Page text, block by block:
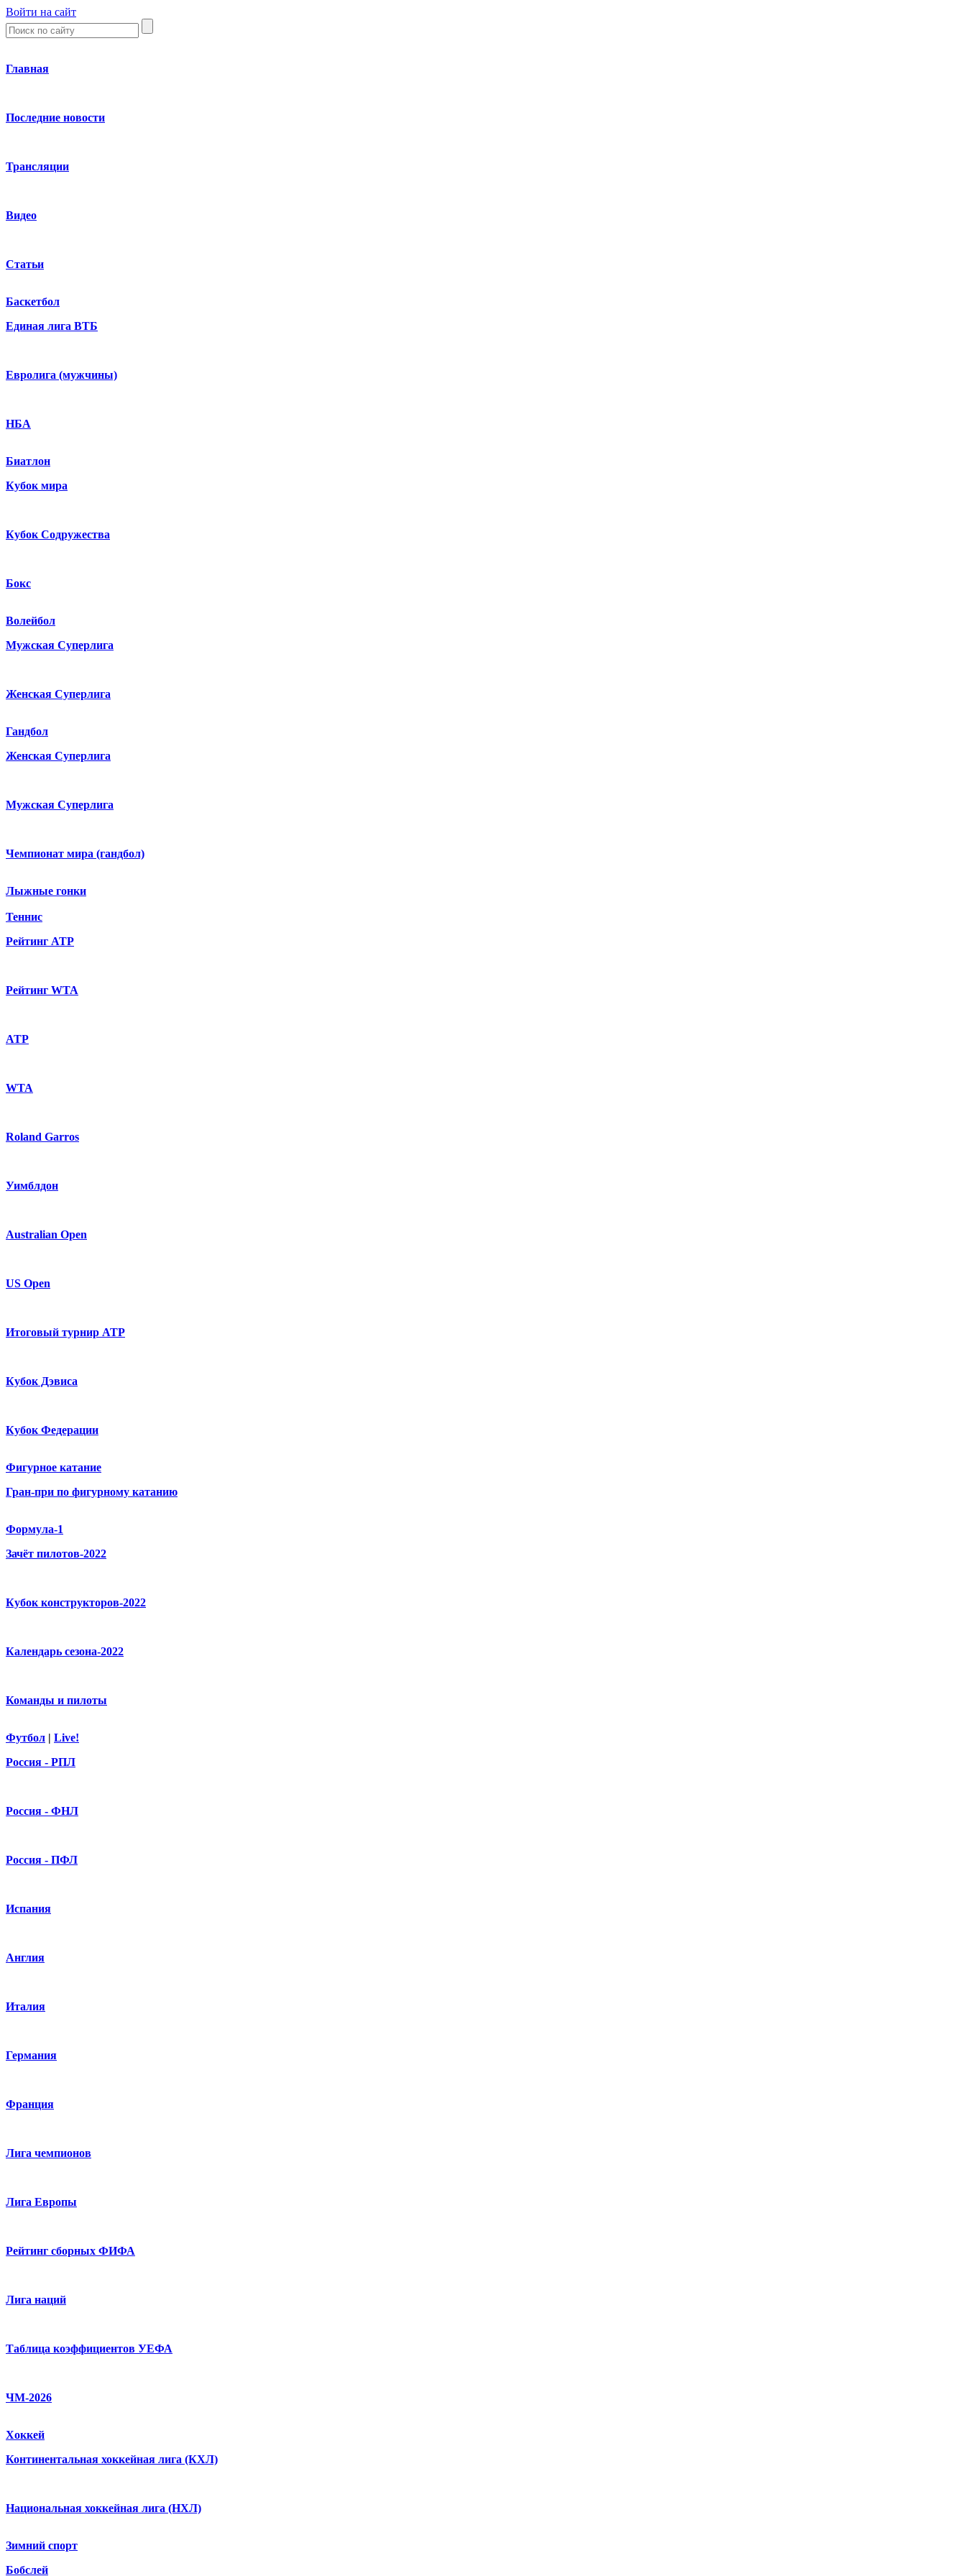
Войти на сайт
Главная
Последние новости
Трансляции
Видео
Статьи
Баскетбол
Единая лига ВТБ
Евролига (мужчины)
НБА
Биатлон
Кубок мира
Кубок Содружества
Бокс
Волейбол
Мужская Суперлига
Женская Суперлига
Гандбол
Женская Суперлига
Мужская Суперлига
Чемпионат мира (гандбол)
Лыжные гонки
Теннис
Рейтинг ATP
Рейтинг WTA
ATP
WTA
Roland Garros
Уимблдон
Australian Open
US Open
Итоговый турнир ATP
Кубок Дэвиса
Кубок Федерации
Фигурное катание
Гран-при по фигурному катанию
Формула-1
Зачёт пилотов-2022
Кубок конструкторов-2022
Календарь сезона-2022
Команды и пилоты
Футбол | Live!
Россия - РПЛ
Россия - ФНЛ
Россия - ПФЛ
Испания
Англия
Италия
Германия
Франция
Лига чемпионов
Лига Европы
Рейтинг сборных ФИФА
Лига наций
Таблица коэффициентов УЕФА
ЧМ-2026
Хоккей
Континентальная хоккейная лига (КХЛ)
Национальная хоккейная лига (НХЛ)
Зимний спорт
Бобслей